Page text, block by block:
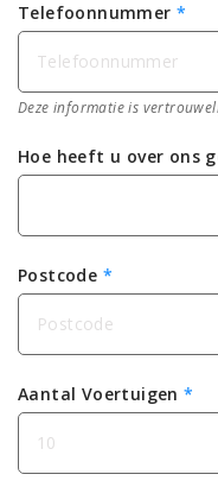
Telefoonnummer *
Deze informatie is
Hoe heeft u over ons
Postcode *
Aantal Voertuigen*